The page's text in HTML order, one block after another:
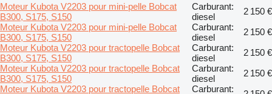
Moteur Kubota V2203 pour mini-pelle Bobcat
B300, S175, S150
Carburant:
diesel
2 150 €
Moteur Kubota V2203 pour mini-pelle Bobcat
B300, S175, S150
Carburant:
diesel
2 150 €
Moteur Kubota V2203 pour tractopelle Bobcat
B300, S175, S150
Carburant:
diesel
2 150 €
Moteur Kubota V2203 pour tractopelle Bobcat
B300, S175, S150
Carburant:
diesel
2 150 €
Moteur Kubota V2203 pour tractopelle Bobcat
Carburant: